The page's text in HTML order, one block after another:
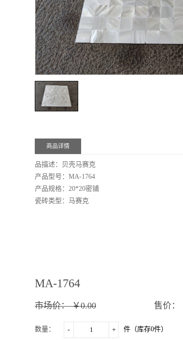
商品详情
品描述：贝壳马赛克
产品型号： MA-1764
产品规格： 20*20密铺
瓷砖类型： 马赛克
MA-1764
售价：
市场价： ￥0.00
数量： - + 件（库存0件）